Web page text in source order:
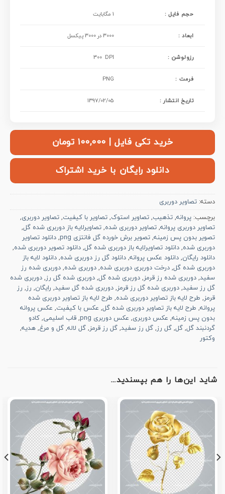
حجم فایل : 1 مگابایت
ابعاد : 3000 در 3000 پیکسل
: رزولوشن 300 DPI
فرمت : PNG
تاریخ انتشار : 1397/02/05
خرید تکی فایل | ۱۰۰,۰۰۰ تومان
دانلود رایگان با خرید اشتراک
دسته: تصاویر دوربری
برچسب: پروانه, تذهیب, تصاویر استوک, تصاویر با کیفیت, تصاویر دوربری,
تصاویر دوربری پروانه, تصاویر دوربری شده, تصاویرلایه باز دوربری شده گل,
تصویر بدون پس زمینه, تصویر برش خورده گل فانتزی png , دانلود تصاویر
دوربری شده, دانلود تصاویرلایه باز دوربری شده گل, دانلود تصویر دوربری شده,
دانلود رایگان, دانلود عکس پروانه, دانلود گل رز دوربری شده, دانلود لایه باز
دوربری شده گل, درخت دوربری دوربری شده, دوربری شده, دوربری شده رز
سفید, دوربری شده رز قرمز, دوربری شده گل, دوربری شده گل رز, دوربری شده
گل رز سفید, دوربری شده گل رز قرمز, دوربری شده گل سفید, رایگان, رز, رز
قرمز, طرح لایه باز تصاویر دوربری شده, طرح لایه باز تصاویر دوربری شده
پروانه, طرح لایه باز تصاویر دوربری شده گل, عکس با کیفیت, عکس پروانه
بدون پس زمینه, عکس دوربری, عکس دوربری png , قاب اسلیمی, کادو
گردنبند گل, گل, گل رز, گل رز سفید, گل رز قرمز, گل لاله, گل و مرغ, هدیه,
وکتور
شاید این‌ها را هم بپسندید…